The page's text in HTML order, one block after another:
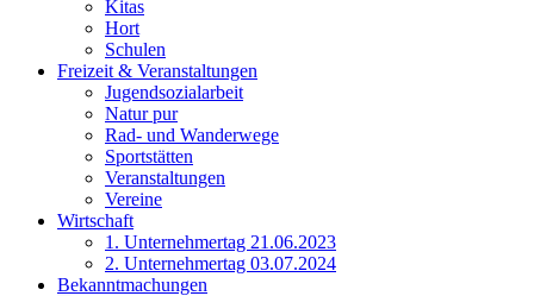
Kitas
Hort
Schulen
Freizeit & Veranstaltungen
Jugendsozialarbeit
Natur pur
Rad- und Wanderwege
Sportstätten
Veranstaltungen
Vereine
Wirtschaft
1. Unternehmertag 21.06.2023
2. Unternehmertag 03.07.2024
Bekanntmachungen